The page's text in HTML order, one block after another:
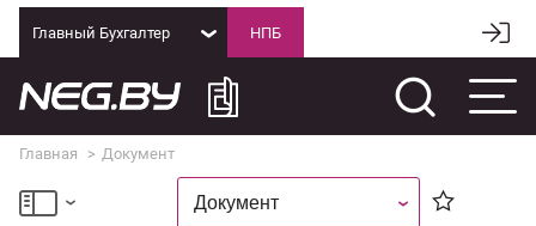
Главный Бухгалтер
Главная Документ